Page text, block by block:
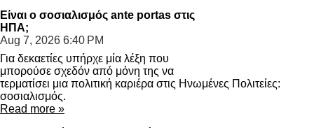
Είναι ο σοσιαλισμός ante portas στις
ΗΠΑ;
Aug 7, 2026 6:40 PM
Για δεκαετίες υπήρχε μία λέξη που
μπορούσε σχεδόν από μόνη της να
τερματίσει μια πολιτική καριέρα στις Ηνωμένες Πολιτείες:
σοσιαλισμός.
Read more »